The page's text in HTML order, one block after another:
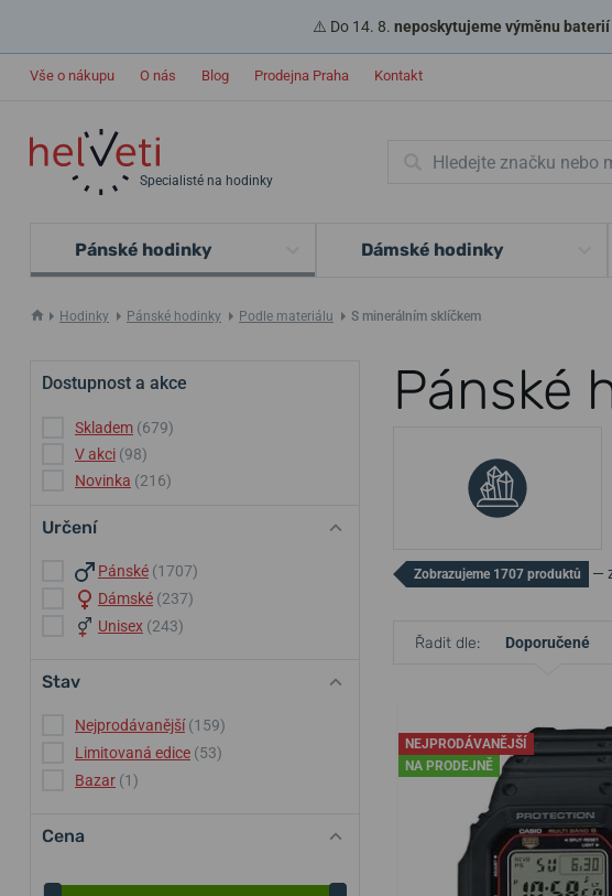
⚠️ Do 14. 8. neposkytujeme výměnu
Vše o nákupu O nás Blog Prodejna Praha Kontakt
Specialisté na hodinky
Pánské hodinky Dámské hodinky
Hodinky Pánské hodinky Podle materiálu S minerálním sklíčkem
Pánské
Dostupnost a akce
Skladem (679)
V akci (98)
Novinka (216)
Určení
Pánské (1707)
Dámské (237)
Unisex (243)
Stav
Nejprodávanější (159)
Limitovaná edice (53)
Bazar (1)
Cena
Zobrazujeme 1707 produktů —
Řadit dle: Doporučené
NEJPRODÁVANĚJŠÍ
NA PRODEJNĚ